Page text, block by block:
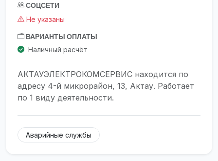
СОЦСЕТИ
Не указаны
ВАРИАНТЫ ОПЛАТЫ
Наличный расчёт
АКТАУЭЛЕКТРОКОМСЕРВИС находится по
адресу 4-й микрорайон, 13, Актау. Работает
по 1 виду деятельности.
Аварийные службы